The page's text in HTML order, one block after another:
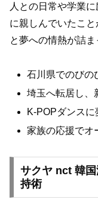
人との日常や学業
に親しんでいたこ
と夢への情熱が詰ま
石川県でのびの
埼玉へ転居し、
K-POPダンスに
家族の応援でオ
サクヤ nct 韓
持術